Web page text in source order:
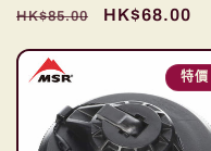
定
HK$85.00
售
HK$68.00
特價